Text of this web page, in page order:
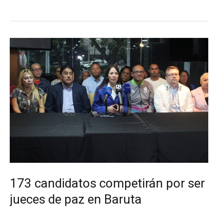
la
temporada
2025
del
Trasnocho
Cultural
173 candidatos competirán por ser
jueces de paz en Baruta